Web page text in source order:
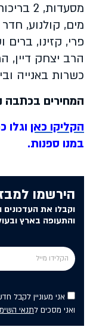
מים, קולנוע,
פרי, קזינו,
הרב יצחק דיין,
כשרות באנייה
המחירים בכתבה
הקליקו כאן
במנו ספנות.
הירשמו
וקבלו את
והתעופה בארץ
אני מעוניין לקבל
ואני מסכים לתנאי